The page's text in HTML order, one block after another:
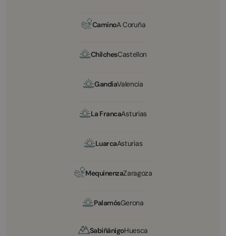
CaminoA Coruña
ChilchesCastellon
GandíaValencia
La FrancaAsturias
LuarcaAsturias
MequinenzaZaragoza
PalamósGerona
SabiñánigoHuesca